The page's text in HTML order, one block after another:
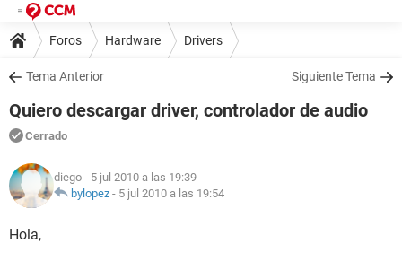
Foros Hardware Drivers
Tema Anterior Siguiente Tema
Quiero descargar driver, controlador de audio
Cerrado
diego - 5 jul 2010 a las 19:39
bylopez - 5 jul 2010 a las 19:54
Hola,